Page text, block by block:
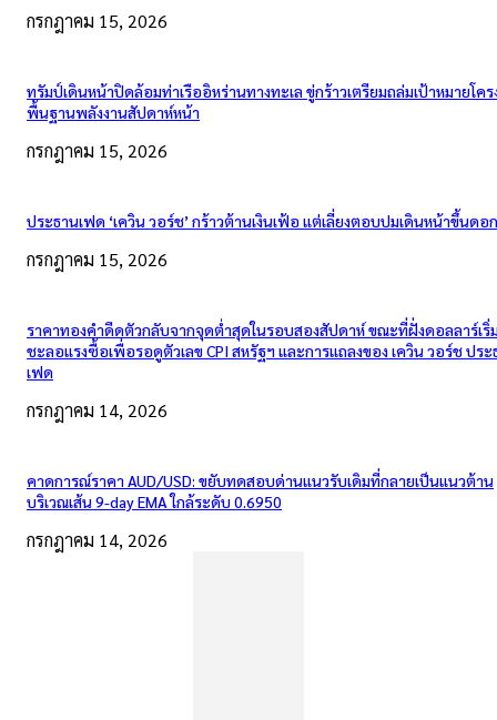
กรกฎาคม 15, 2026
ทรัมป์เดินหน้าปิดล้อมท่าเรืออิหร่านทางทะเล ขู่กร้าวเตรียมถล่มเป้าหมายโคร
พื้นฐานพลังงานสัปดาห์หน้า
กรกฎาคม 15, 2026
ประธานเฟด ‘เควิน วอร์ช’ กร้าวต้านเงินเฟ้อ แต่เลี่ยงตอบปมเดินหน้าขึ้นดอ
กรกฎาคม 15, 2026
ราคาทองคำดีดตัวกลับจากจุดต่ำสุดในรอบสองสัปดาห์ ขณะที่ฝั่งดอลลาร์เริ่
ชะลอแรงซื้อเพื่อรอดูตัวเลข CPI สหรัฐฯ และการแถลงของ เควิน วอร์ช ประ
เฟด
กรกฎาคม 14, 2026
คาดการณ์ราคา AUD/USD: ขยับทดสอบด่านแนวรับเดิมที่กลายเป็นแนวต้าน
บริเวณเส้น 9-day EMA ใกล้ระดับ 0.6950
กรกฎาคม 14, 2026